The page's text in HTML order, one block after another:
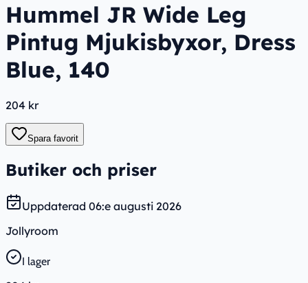
Hummel JR Wide Leg
Pintug Mjukisbyxor, Dress
Blue, 140
204 kr
Spara favorit
Butiker och priser
Uppdaterad 06:e augusti 2026
Jollyroom
I lager